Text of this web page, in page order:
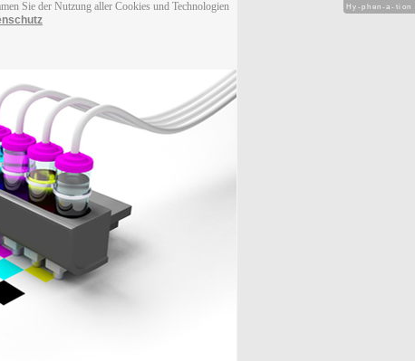
Sie der Nutzung aller Cookies und Technologien
Hy-phen-a-tion